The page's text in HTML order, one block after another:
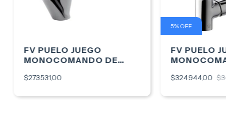
FV PUELO JUEGO
MONOCOMANDO DE
$273.531,00
5%OFF
FV PUELO
$324.944,00